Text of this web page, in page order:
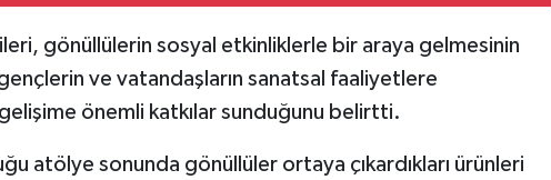
gönüllülerin sosyal etkinliklerle bir araya gelmesinin
ve vatandaşların sanatsal faaliyetlere
önemli katkılar sunduğunu belirtti.
atölye sonunda gönüllüler ortaya çıkardıkları ürünleri